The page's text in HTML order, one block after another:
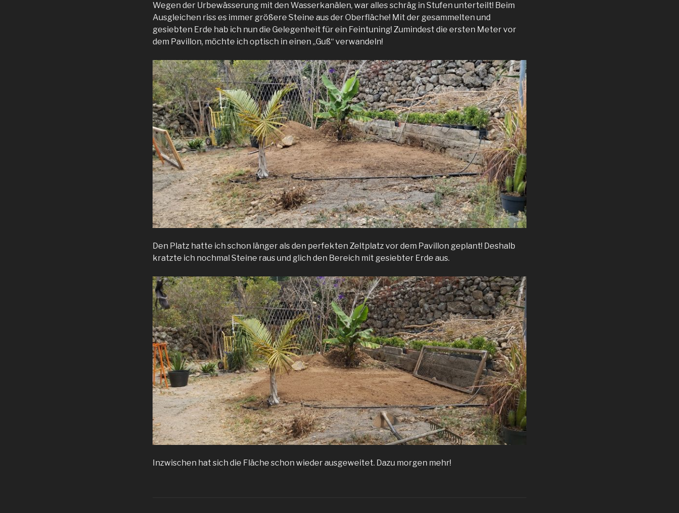
Wegen der Urbewässerung mit den Wasserkanälen, war alles schräg in Stufen unterteilt! Beim
Ausgleichen riss es immer größere Steine aus der Oberfläche! Mit der gesammelten und
gesiebten Erde hab ich nun die Gelegenheit für ein Feintuning! Zumindest die ersten Meter vor
dem Pavillon, möchte ich optisch in einen „Guß“ verwandeln!
Den Platz hatte ich schon länger als den perfekten Zeltplatz vor dem Pavillon geplant! Deshalb
kratzte ich nochmal Steine raus und glich den Bereich mit gesiebter Erde aus.
Inzwischen hat sich die Fläche schon wieder ausgeweitet. Dazu morgen mehr!